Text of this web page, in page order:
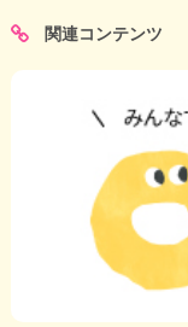
関連コンテンツ